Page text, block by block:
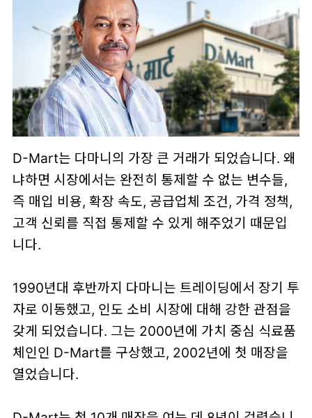
D-Mart는 다마니의 가장 큰 거래가 되었습니다. 왜
냐하면 시장에서는 완전히 통제할 수 없는 변수들,
즉 매입 비용, 확장 속도, 공급업체 조건, 가격 정책,
고객 신뢰를 직접 통제할 수 있게 해주었기 때문입
니다.
1990년대 후반까지 다마니는 트레이딩에서 장기 투
자로 이동했고, 인도 소비 시장에 대해 강한 관점을
갖게 되었습니다. 그는 2000년에 가치 중심 식료품
체인인 D-Mart를 구상했고, 2002년에 첫 매장을
열었습니다.